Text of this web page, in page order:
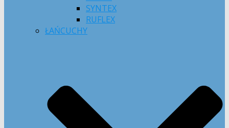
SYNTEX
RUFLEX
ŁAŃCUCHY